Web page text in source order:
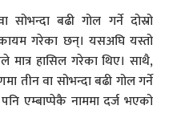
बढी गोल गर्ने दोस्रो
कायम गरेका छन्। यसअघि यस्तो
मात्र हासिल गरेका थिए। साथै,
वा सोभन्दा बढी गोल गर्ने
एम्बाप्पेकै नाममा दर्ज भएको